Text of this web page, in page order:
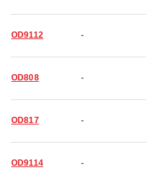
OD9112 -
OD808 -
OD817 -
OD9114 -